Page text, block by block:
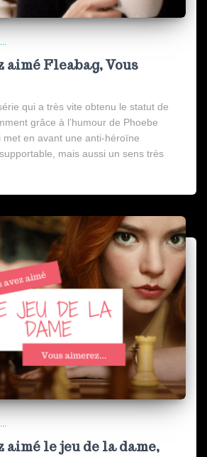
aimé Fleabag, Vous
qui a très vite obtenu le statut de
grâce à l’humour de Phoebe
met en avant une anti-héroïne
mais aussi un sens très
aimé le jeu de la dame,